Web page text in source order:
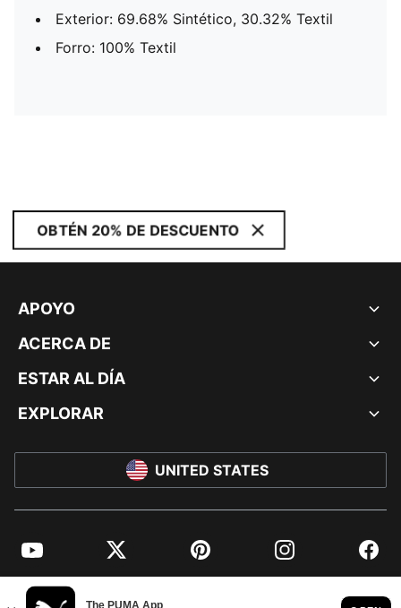
Exterior: 69.68% Sintético, 30.32% Textil
Forro: 100% Textil
OBTÉN 20% DE DESCUENTO
APOYO
ACERCA DE
ESTAR AL DÍA
EXPLORAR
UNITED STATES
YouTube Twitter Pinterest Instagram
© PUMA NORTH AMERICA, INC.